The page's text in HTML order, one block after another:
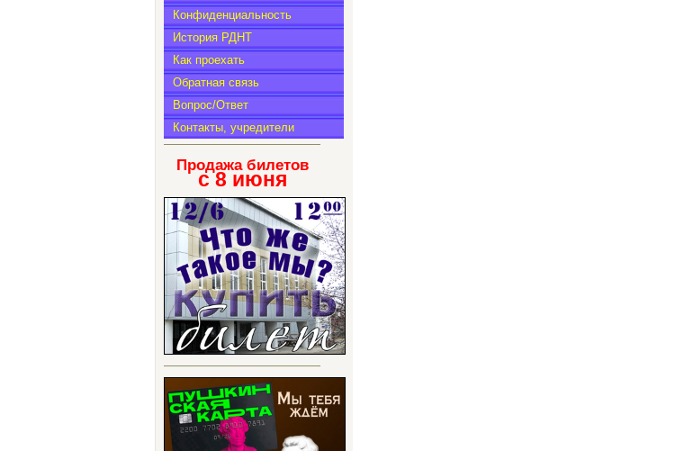
Конфиденциальность
История РДНТ
Как проехать
Обратная связь
Вопрос/Ответ
Контакты, учредители
Продажа билетов
с 8 июня